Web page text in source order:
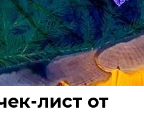
лист от